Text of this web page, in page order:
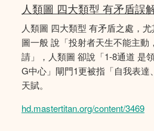
人類圖 四大類型 有矛盾誤
人類圖 四大類型 有矛盾之處，
圖一般 說「投射者天生不能主動
請」，人類圖 卻說「1-8通道 是
G中心」閘門1更被指「自我表達
天賦。
hd.mastertitan.org/content/3469